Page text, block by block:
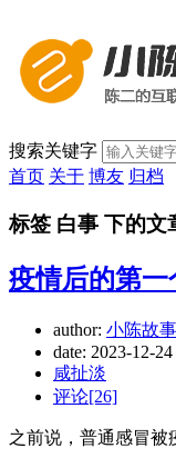
搜索关键字
首页 关于 博友 归档
标签 白事 下的文
疫情后的第一
author: 小陈故事
date: 2023-12-24
咸扯淡
评论[26]
之前说，普通感冒被